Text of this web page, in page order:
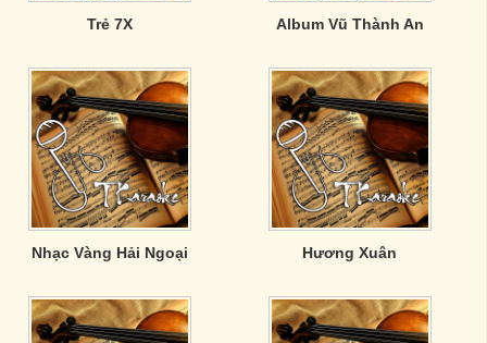
Trẻ 7X Album Vũ Thành An
Nhạc Vàng Hải Ngoại Hương Xuân